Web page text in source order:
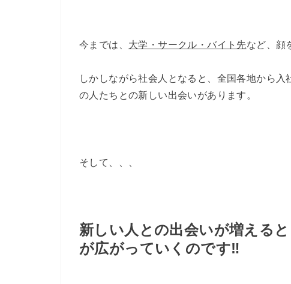
今までは、 大学・サークル・バイト先など、顔
しかしながら社会人となると、全国各地から
の人たちとの新しい出会いがあります。
そして、、、
新しい人との出会いが増える
が広がっていくのです‼︎